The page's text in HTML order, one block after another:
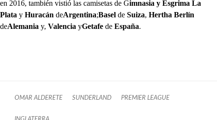
en 2016, también vistió las camisetas de Gimnasia y Esgrima La
Plata y Huracán deArgentina;Basel de Suiza, Hertha Berlín
deAlemania y, Valencia yGetafe de España.
OMAR ALDERETE SUNDERLAND PREMIER LEAGUE